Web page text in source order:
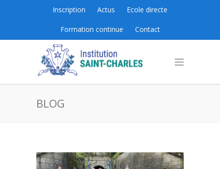
Inscription Actus Ecole directe
Formation continue Contact
BLOG